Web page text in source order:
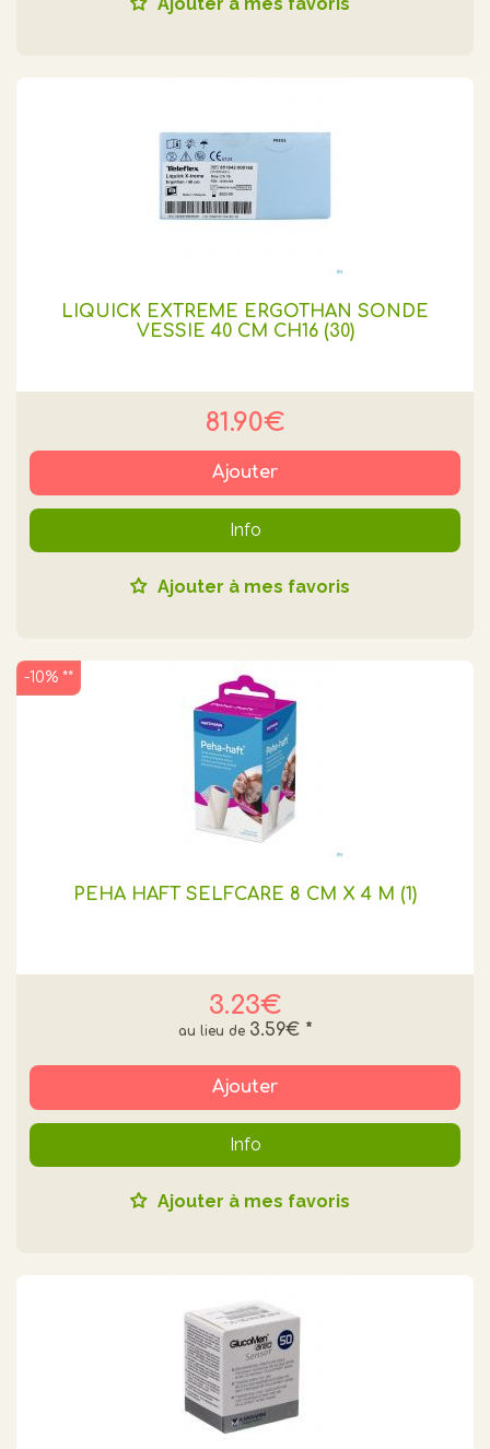
LIQUICK EXTRÊME ERGOTHAN SONDE
VESSIE 40 CM CH16 (30)
81.90€
Ajouter
Info
Ajouter à mes favoris
PEHA HAFT SELFCARE 8 CM X 4 M (1)
3.23€
3.59€ *
-10% **
Ajouter
Info
Ajouter à mes favoris